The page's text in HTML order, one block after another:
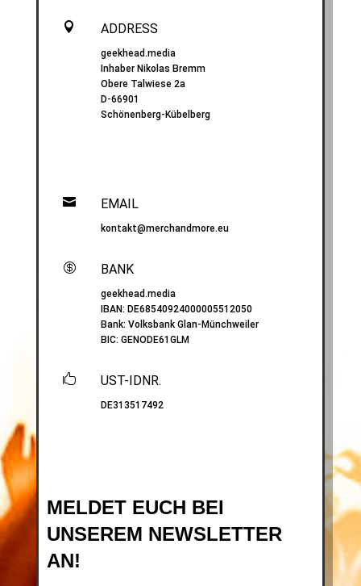
 ADDRESS
geekhead.media
Inhaber Nikolas Bremm
Obere Talwiese 2a
D-66901
Schönenberg-Kübelberg
 EMAIL
kontakt@merchandmore.eu
 BANK
geekhead.media
IBAN: DE68540924000005512050
Bank: Volksbank Glan-Münchweiler
BIC: GENODE61GLM
 UST-IDNR.
DE313517492
MELDET EUCH BEI
UNSEREM NEWSLETTER
AN!